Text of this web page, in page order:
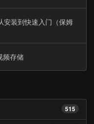
安装到快速入门（保姆
频存储
515